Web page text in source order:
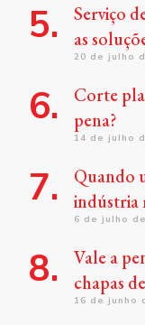
Serviço
as
20 de julho
Corte
pena?
14 de julho
Quando
indústria
6 de julho
Vale a
chapas
16 de junho